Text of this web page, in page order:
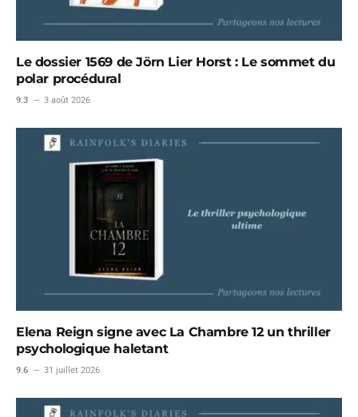
Le dossier 1569 de Jörn Lier Horst : Le sommet du
polar procédural
9.3 3 août 2026
Elena Reign signe avec La Chambre 12 un thriller
psychologique haletant
9.6 31 juillet 2026